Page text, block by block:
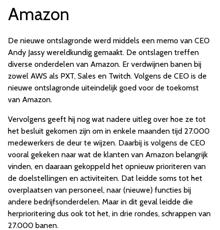
Amazon
De nieuwe ontslagronde werd middels een memo van CEO
Andy Jassy wereldkundig gemaakt. De ontslagen treffen
diverse onderdelen van Amazon. Er verdwijnen banen bij
zowel AWS als PXT, Sales en Twitch. Volgens de CEO is de
nieuwe ontslagronde uiteindelijk goed voor de toekomst
van Amazon.
Vervolgens geeft hij nog wat nadere uitleg over hoe ze tot
het besluit gekomen zijn om in enkele maanden tijd 27.000
medewerkers de deur te wijzen. Daarbij is volgens de CEO
vooral gekeken naar wat de klanten van Amazon belangrijk
vinden, en daaraan gekoppeld het opnieuw prioriteren van
de doelstellingen en activiteiten. Dat leidde soms tot het
overplaatsen van personeel, naar (nieuwe) functies bij
andere bedrijfsonderdelen. Maar in dit geval leidde die
herprioritering dus ook tot het, in drie rondes, schrappen van
27.000 banen.